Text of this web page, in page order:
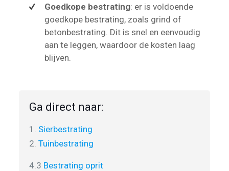
Goedkope bestrating: er is voldoende
goedkope bestrating, zoals grind of
betonbestrating. Dit is snel en eenvoudig
aan te leggen, waardoor de kosten laag
blijven.
Ga direct naar:
1. Sierbestrating
2. Tuinbestrating
4.3 Bestrating oprit